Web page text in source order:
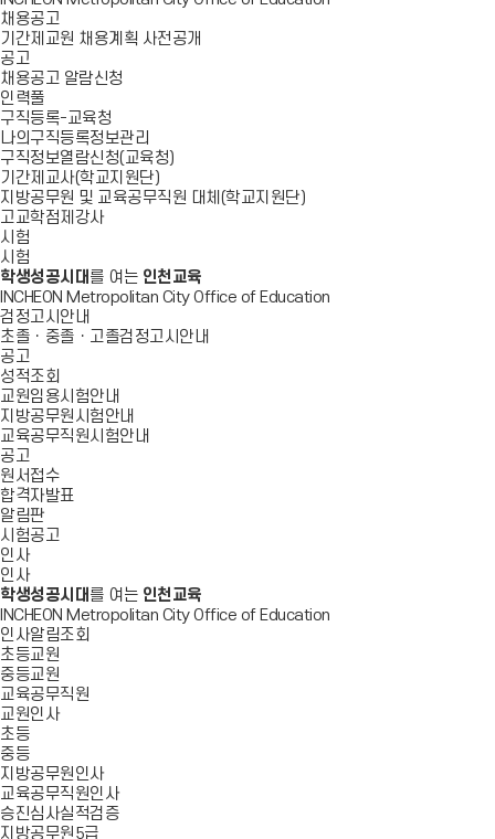
채용공고
기간제교원 채용계획 사전공개
공고
채용공고 알람신청
인력풀
구직등록-교육청
나의구직등록정보관리
구직정보열람신청(교육청)
기간제교사(학교지원단)
지방공무원 및 교육공무직원 대체(학교지원단)
고교학점제강사
시험
시험
학생성공시대 를 여는 인천교육
INCHEON Metropolitan City Office of Education
검정고시안내
초졸ㆍ중졸ㆍ고졸검정고시안내
공고
성적조회
교원임용시험안내
지방공무원시험안내
교육공무직원시험안내
공고
원서접수
합격자발표
알림판
시험공고
인사
인사
학생성공시대 를 여는 인천교육
INCHEON Metropolitan City Office of Education
인사알림조회
초등교원
중등교원
교육공무직원
교원인사
초등
중등
지방공무원인사
교육공무직원인사
승진심사실적검증
지방공무원5급